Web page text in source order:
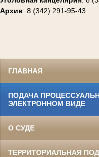
Архив: 8 (342) 291-95-43
ГЛАВНАЯ
ПОДАЧА
ЭЛЕКТРОННОМ ВИДЕ
О СУДЕ
ТЕРРИТОРИАЛЬНАЯ